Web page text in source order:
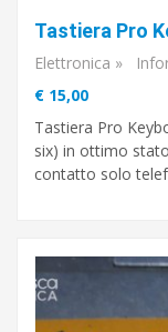
Tastiera Pro
Elettronica »
€ 15,00
Tastiera Pro
six) in ottimo
contatto solo